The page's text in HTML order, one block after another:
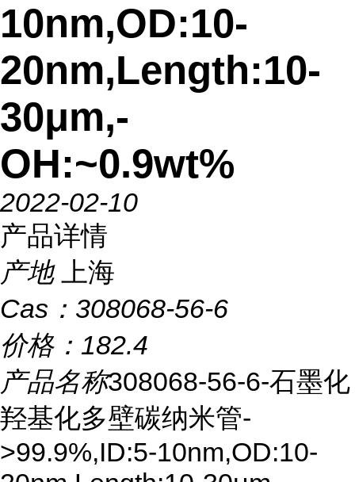
10nm,OD:10-
20nm,Length:10-
30μm,-
OH:~0.9wt%
2022-02-10
产品详情
产地
上海
Cas： 308068-56-6
价格： 182.4
产品名称308068-56-6-石墨化
羟基化多壁碳纳米管-
>99.9%,ID:5-10nm,OD:10-